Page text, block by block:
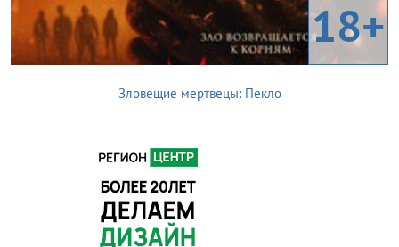
18+
Зловещие мертвецы: Пекло